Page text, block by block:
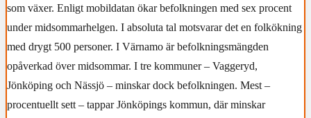
som växer. Enligt mobildatan ökar befolkningen med sex procent
under midsommarhelgen. I absoluta tal motsvarar det en folkökning
med drygt 500 personer. I Värnamo är befolkningsmängden
opåverkad över midsommar. I tre kommuner – Vaggeryd,
Jönköping och Nässjö – minskar dock befolkningen. Mest –
procentuellt sett – tappar Jönköpings kommun, där minskar